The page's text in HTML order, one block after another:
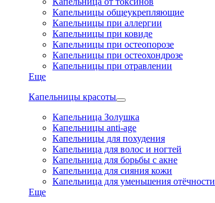
Капельницы общеукрепляющие
Капельницы при аллергии
Капельницы при ковиде
Капельницы при остеопорозе
Капельницы при остеохондрозе
Капельницы при отравлении
Еще
Капельницы красоты
Капельница Золушка
Капельницы anti-age
Капельницы для похудения
Капельница для волос и ногтей
Капельница для борьбы с акне
Капельница для сияния кожи
Капельница для уменьшения отёчности
Еще